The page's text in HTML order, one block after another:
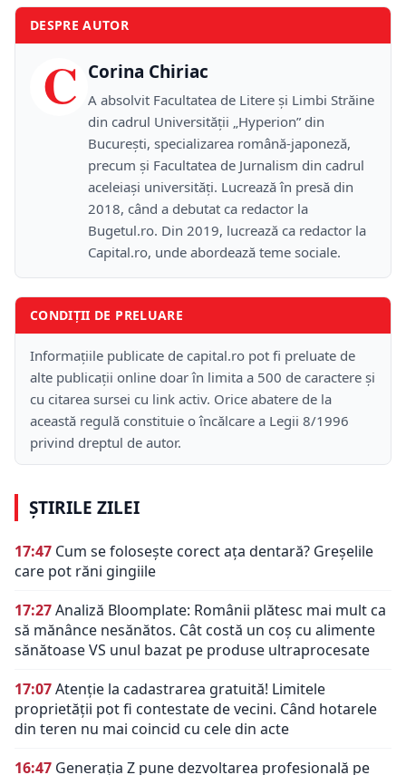
DESPRE AUTOR
C Corina Chiriac
A absolvit Facultatea de Litere și Limbi Străine
din cadrul Universității „Hyperion” din
București, specializarea română-japoneză,
precum și Facultatea de Jurnalism din cadrul
aceleiași universități. Lucrează în presă din
2018, când a debutat ca redactor la
Bugetul.ro. Din 2019, lucrează ca redactor la
Capital.ro, unde abordează teme sociale.
CONDIȚII DE PRELUARE
Informațiile publicate de capital.ro pot fi preluate de
alte publicații online doar în limita a 500 de caractere și
cu citarea sursei cu link activ. Orice abatere de la
această regulă constituie o încălcare a Legii 8/1996
privind dreptul de autor.
ȘTIRILE ZILEI
17:47 Cum se folosește corect ața dentară? Greșelile
care pot răni gingiile
17:27Analiză Bloomplate: Românii plătesc mai mult ca
să mănânce nesănătos. Cât costă un coș cu alimente
sănătoase VS unul bazat pe produse ultraprocesate
17:07Atenție la cadastrarea gratuită! Limitele
proprietății pot fi contestate de vecini. Când hotarele
din teren nu mai coincid cu cele din acte
16:47 Generația Z pune dezvoltarea profesională pe